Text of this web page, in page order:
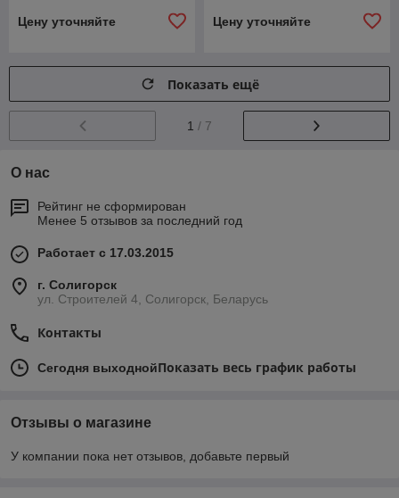
Цену уточняйте Цену уточняйте
Показать ещё
1 / 7
О нас
Рейтинг не сформирован
Менее 5 отзывов за последний год
Работает с 17.03.2015
г. Солигорск
ул. Строителей 4, Солигорск, Беларусь
Контакты
Сегодня выходнойПоказать весь график работы
Отзывы о магазине
У компании пока нет отзывов, добавьте первый